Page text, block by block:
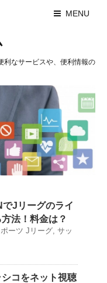
MENU
利なサービスや、便利情報の
でJリーグのライ
法！料金は？
ーツ Jリーグ サッ
シコをネット視聴